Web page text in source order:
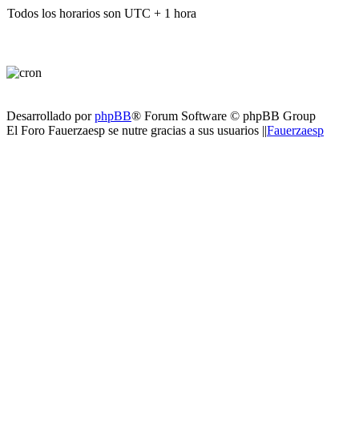
Todos los horarios son UTC + 1 hora
Desarrollado porphpBB® Forum Software © phpBB Group
El Foro Fauerzaesp se nutre gracias a sus usuarios ||Fauerzaesp